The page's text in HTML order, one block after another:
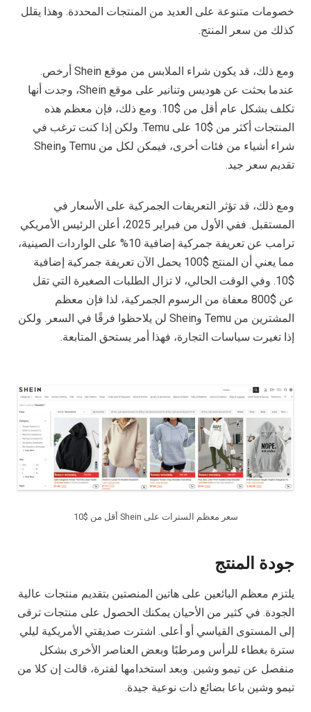
خصومات متنوعة على العديد من المنتجات المحددة. وهذا يقلل
كذلك من سعر المنتج.
ومع ذلك، قد يكون شراء الملابس من موقع Shein أرخص.
عندما بحثت عن هوديس وتنانير على موقع Shein، وجدت أنها
تكلف بشكل عام أقل من $10. ومع ذلك، فإن معظم هذه
المنتجات أكثر من $10 على Temu. ولكن إذا كنت ترغب في
شراء أشياء من فئات أخرى، فيمكن لكل من Temu وShein
تقديم سعر جيد.
ومع ذلك، قد تؤثر التعريفات الجمركية على الأسعار في
المستقبل. ففي الأول من فبراير 2025، أعلن الرئيس الأمريكي
ترامب عن تعريفة جمركية إضافية 10% على الواردات الصينية،
مما يعني أن المنتج $100 يحمل الآن تعريفة جمركية إضافية
$10. وفي الوقت الحالي، لا تزال الطلبات الصغيرة التي تقل
عن $800 معفاة من الرسوم الجمركية، لذا فإن معظم
المشترين من Temu وShein لن يلاحظوا فرقًا في السعر. ولكن
إذا تغيرت سياسات التجارة، فهذا أمر يستحق المتابعة.
سعر معظم السترات على Shein أقل من $10
جودة المنتج
يلتزم معظم البائعين على هاتين المنصتين بتقديم منتجات عالية
الجودة. في كثير من الأحيان يمكنك الحصول على منتجات ترقى
إلى المستوى القياسي أو أعلى. اشترت صديقتي الأمريكية ليلي
سترة بغطاء للرأس ومرطبًا وبعض العناصر الأخرى بشكل
منفصل عن تيمو وشين. وبعد استخدامها لفترة، قالت إن كلا من
تيمو وشين باعا بضائع ذات نوعية جيدة.